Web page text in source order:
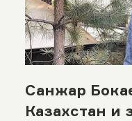
Санжар
Казахстан и